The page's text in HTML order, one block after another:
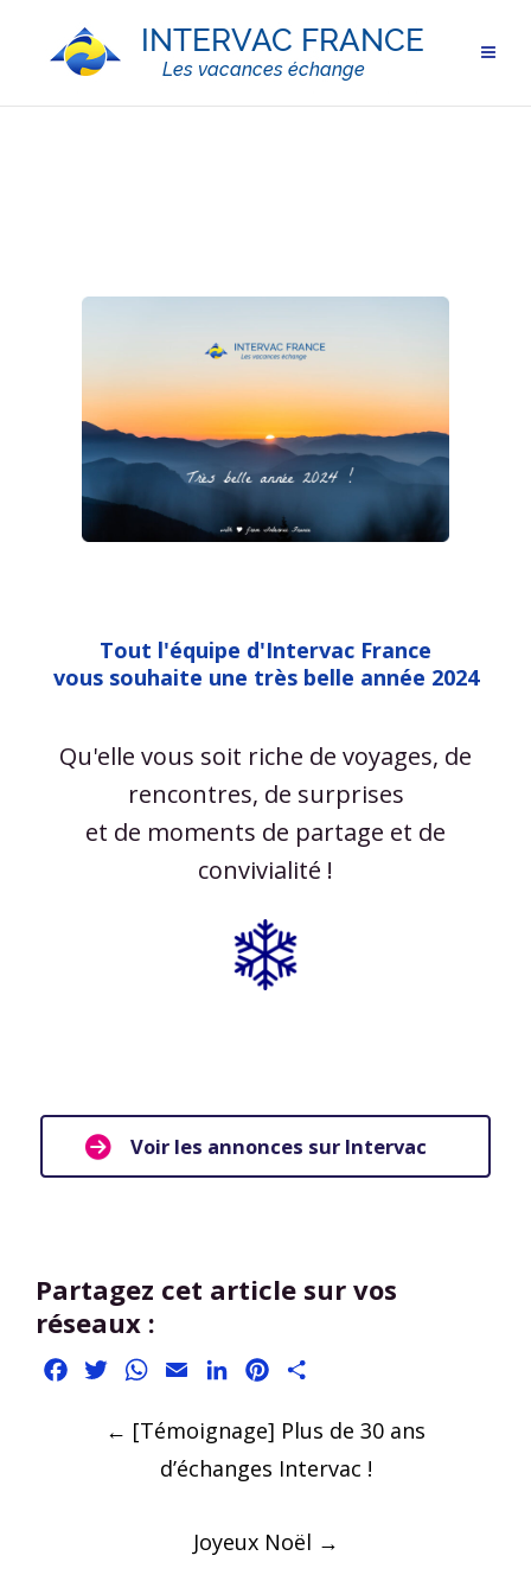
Tout l'équipe d'Intervac France
vous souhaite une très belle année 2024
Qu'elle vous soit riche de voyages, de
rencontres, de surprises
et de moments de partage et de
convivialité !
Voir les annonces sur Intervac
Partagez cet article sur vos
réseaux :
FacebookTwitterWhatsApp
Email LinkedInPinterest
navigation
← [Témoignage] Plus de 30 ans
d’échanges Intervac !
Joyeux Noël →